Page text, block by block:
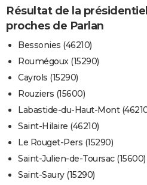
Résultat de la
proches de Parlan
Bessonies (46210)
Roumégoux (15290)
Cayrols (15290)
Rouziers (15600)
Labastide-du-Haut-Mont
Saint-Hilaire (46210)
Le Rouget-Pers (15290)
Saint-Julien-de-Toursac (15600)
Saint-Saury (15290)